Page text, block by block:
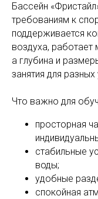
Бассейн
требованиям к
поддерживается
воздуха, работает
а глубина и
занятия для
Что важно для
просторная
стабильные
воды;
удобные
спокойная